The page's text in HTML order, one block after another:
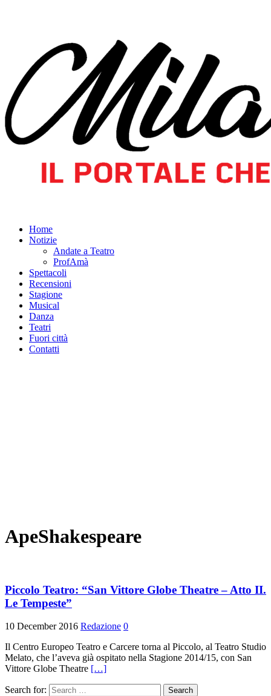
Home
Notizie
Andate a Teatro
ProfAmà
Spettacoli
Recensioni
Stagione
Musical
Danza
Teatri
Fuori città
Contatti
ApeShakespeare
Piccolo Teatro: “San Vittore Globe Theatre – Atto II.
Le Tempeste”
10 December 2016 Redazione 0
Il Centro Europeo Teatro e Carcere torna al Piccolo, al Teatro Studio
Melato, che l’aveva già ospitato nella Stagione 2014/15, con San
Vittore Globe Theatre […]
Search for: